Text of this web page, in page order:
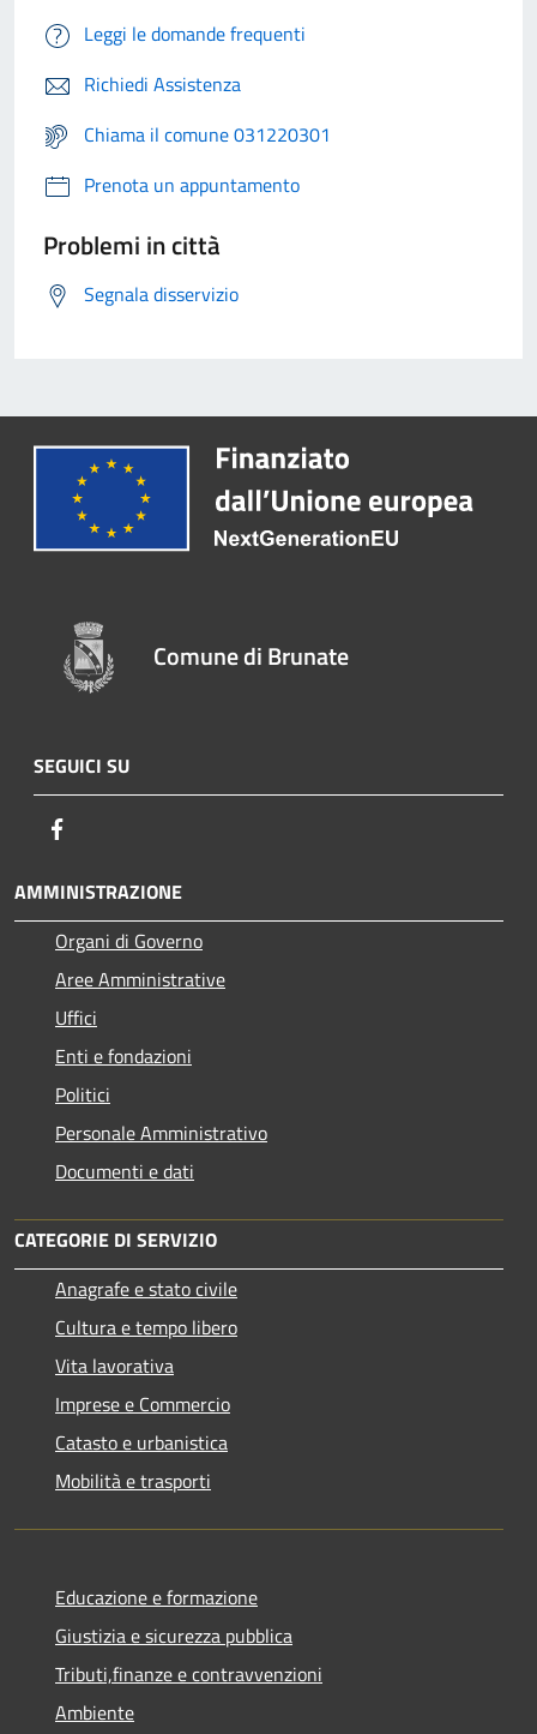
Leggi le domande frequenti
Richiedi Assistenza
Chiama il comune 031220301
Prenota un appuntamento
Problemi in città
Segnala disservizio
Comune di Brunate
SEGUICI SU
AMMINISTRAZIONE
Organi di Governo
Aree Amministrative
Uffici
Enti e fondazioni
Politici
Personale Amministrativo
Documenti e dati
CATEGORIE DI SERVIZIO
Anagrafe e stato civile
Cultura e tempo libero
Vita lavorativa
Imprese e Commercio
Catasto e urbanistica
Mobilità e trasporti
Educazione e formazione
Giustizia e sicurezza pubblica
Tributi,finanze e contravvenzioni
Ambiente